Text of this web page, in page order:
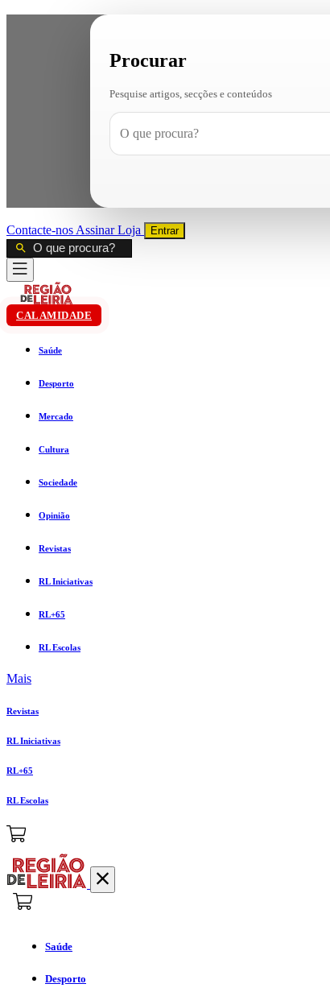
Procurar
Pesquise artigos, secções e conteúdos
Contacte-nos AssinarLoja Entrar
CALAMIDADE
Saúde
Desporto
Mercado
Cultura
Sociedade
Opinião
Revistas
RL Iniciativas
RL+65
RL Escolas
Mais
Revistas
RL Iniciativas
RL+65
RL Escolas
Saúde
Desporto